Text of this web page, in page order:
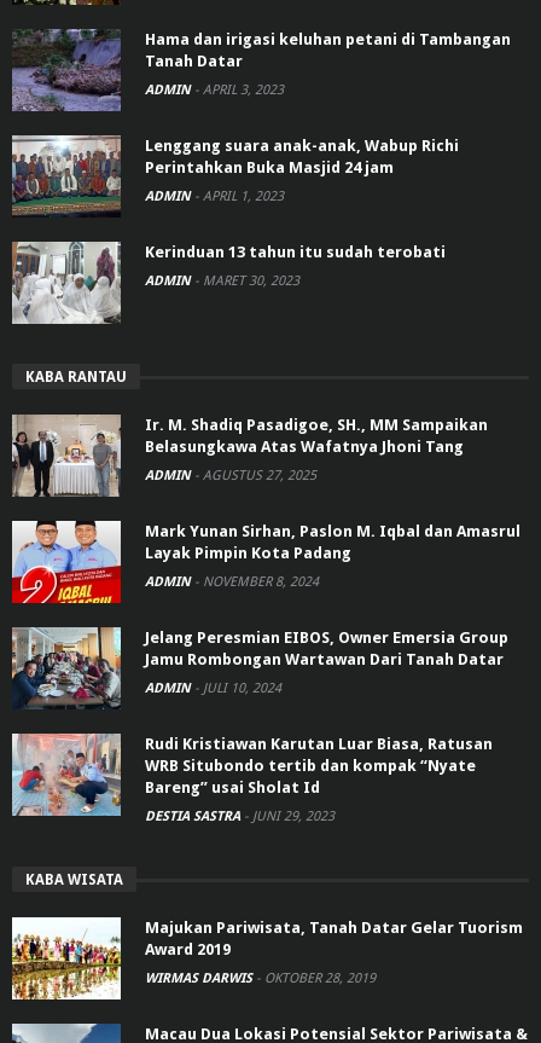
Hama dan irigasi keluhan petani di Tambangan
Tanah Datar
ADMIN - APRIL 3, 2023
Lenggang suara anak-anak, Wabup Richi
Perintahkan Buka Masjid 24 jam
ADMIN - APRIL 1, 2023
Kerinduan 13 tahun itu sudah terobati
ADMIN - MARET 30, 2023
KABA RANTAU
Ir. M. Shadiq Pasadigoe, SH., MM Sampaikan
Belasungkawa Atas Wafatnya Jhoni Tang
ADMIN - AGUSTUS 27, 2025
Mark Yunan Sirhan, Paslon M. Iqbal dan Amasrul
Layak Pimpin Kota Padang
ADMIN - NOVEMBER 8, 2024
Jelang Peresmian EIBOS, Owner Emersia Group
Jamu Rombongan Wartawan Dari Tanah Datar
ADMIN - JULI 10, 2024
Rudi Kristiawan Karutan Luar Biasa, Ratusan
WRB Situbondo tertib dan kompak “Nyate
Bareng” usai Sholat Id
DESTIA SASTRA - JUNI 29, 2023
KABA WISATA
Majukan Pariwisata, Tanah Datar Gelar Tuorism
Award 2019
WIRMAS DARWIS - OKTOBER 28, 2019
Macau Dua Lokasi Potensial Sektor Pariwisata &